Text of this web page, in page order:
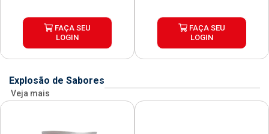
FAÇA SEU
LOGIN
FAÇA SEU
LOGIN
Explosão de Sabores
Veja mais